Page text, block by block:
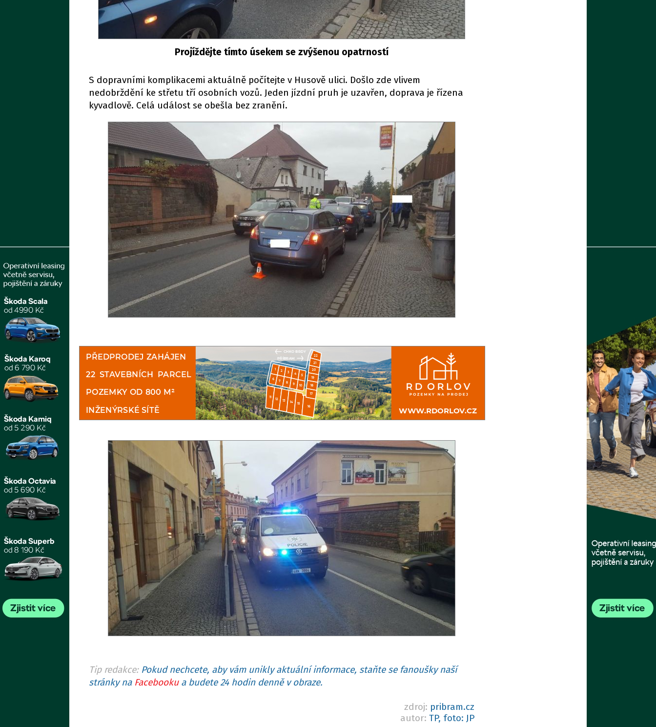
Projíždějte tímto úsekem se zvýšenou opatrností
S dopravními komplikacemi aktuálně počítejte v Husově ulici. Došlo zde vlivem
nedobrždění ke střetu tří osobních vozů. Jeden jízdní pruh je uzavřen, doprava je řízena
kyvadlově. Celá událost se obešla bez zranění.
Tip redakce: Pokud nechcete, aby vám unikly aktuální informace, staňte se fanoušky naší
stránky na Facebookua budete 24 hodin denně v obraze.
zdroj: pribram.cz
autor: TP, foto: JP